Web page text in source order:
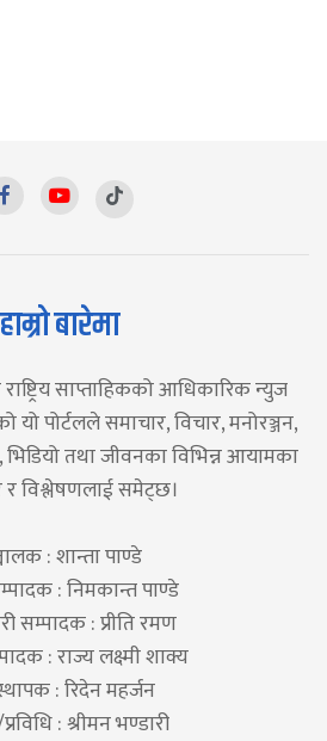
हाम्रो बारेमा
साप्ताहिकको आधिकारिक न्युज
यो पोर्टलले समाचार, विचार, मनोरञ्जन,
भिडियो तथा जीवनका विभिन्न आयामका
र विश्लेषणलाई समेट्छ।
: शान्ता पाण्डे
: निमकान्त पाण्डे
सम्पादक : प्रीति रमण
: राज्य लक्ष्मी शाक्य
: रिदेन महर्जन
: श्रीमन भण्डारी